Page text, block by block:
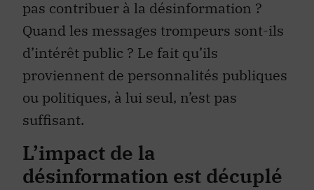
pas contribuer à la désinformation ?
Quand les messages trompeurs sont-ils
d’intérêt public ? Le fait qu’ils
proviennent de personnalités publiques
ou politiques, à lui seul, n’est pas
suffisant.
L’impact de la
désinformation est décuplé